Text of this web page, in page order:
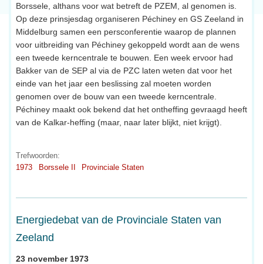
Borssele, althans voor wat betreft de PZEM, al genomen is.
Op deze prinsjesdag organiseren Péchiney en GS Zeeland in
Middelburg samen een persconferentie waarop de plannen
voor uitbreiding van Péchiney gekoppeld wordt aan de wens
een tweede kerncentrale te bouwen. Een week ervoor had
Bakker van de SEP al via de PZC laten weten dat voor het
einde van het jaar een beslissing zal moeten worden
genomen over de bouw van een tweede kerncentrale.
Péchiney maakt ook bekend dat het ontheffing gevraagd heeft
van de Kalkar-heffing (maar, naar later blijkt, niet krijgt).
Trefwoorden:
1973
Borssele II Provinciale Staten
Energiedebat van de Provinciale Staten van
Zeeland
23 november 1973